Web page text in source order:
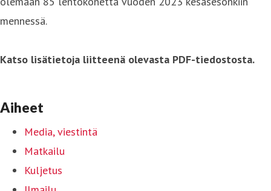
mennessä.
Katso lisätietoja liitteenä olevasta PDF-tiedostosta.
Aiheet
Media, viestintä
Matkailu
Kuljetus